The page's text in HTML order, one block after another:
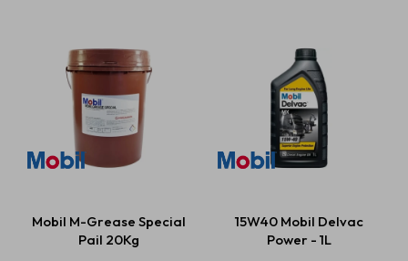
Mobil M-Grease Special
Pail 20Kg
15W40 Mobil Delvac
Power - 1L
Repuestos
Servicios